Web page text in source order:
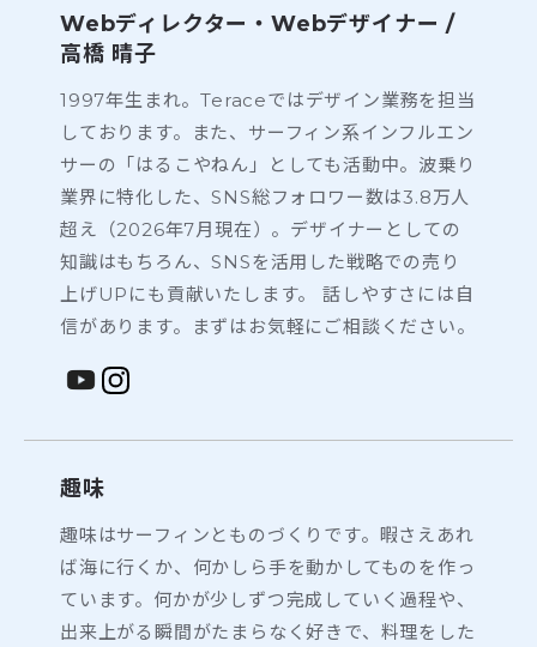
Webディレクター・Webデザイナー /
高橋 晴子
1997年生まれ。Teraceではデザイン業務を担当
しております。また、サーフィン系インフルエン
サーの「はるこやねん」としても活動中。波乗り
業界に特化した、SNS総フォロワー数は3.8万人
超え（2026年7月現在）。デザイナーとしての
知識はもちろん、SNSを活用した戦略での売り
上げUPにも貢献いたします。 話しやすさには自
信があります。まずはお気軽にご相談ください。
趣味
趣味はサーフィンとものづくりです。暇さえあれ
ば海に行くか、何かしら手を動かしてものを作っ
ています。何かが少しずつ完成していく過程や、
出来上がる瞬間がたまらなく好きで、料理をした